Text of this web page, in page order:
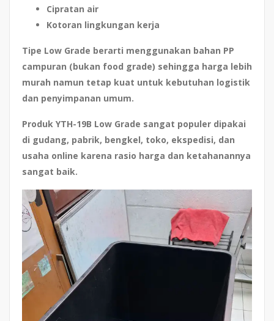
Cipratan air
Kotoran lingkungan kerja
Tipe Low Grade berarti menggunakan bahan PP
campuran (bukan food grade) sehingga harga lebih
murah namun tetap kuat untuk kebutuhan logistik
dan penyimpanan umum.
Produk YTH-19B Low Grade sangat populer dipakai
di gudang, pabrik, bengkel, toko, ekspedisi, dan
usaha online karena rasio harga dan ketahanannya
sangat baik.